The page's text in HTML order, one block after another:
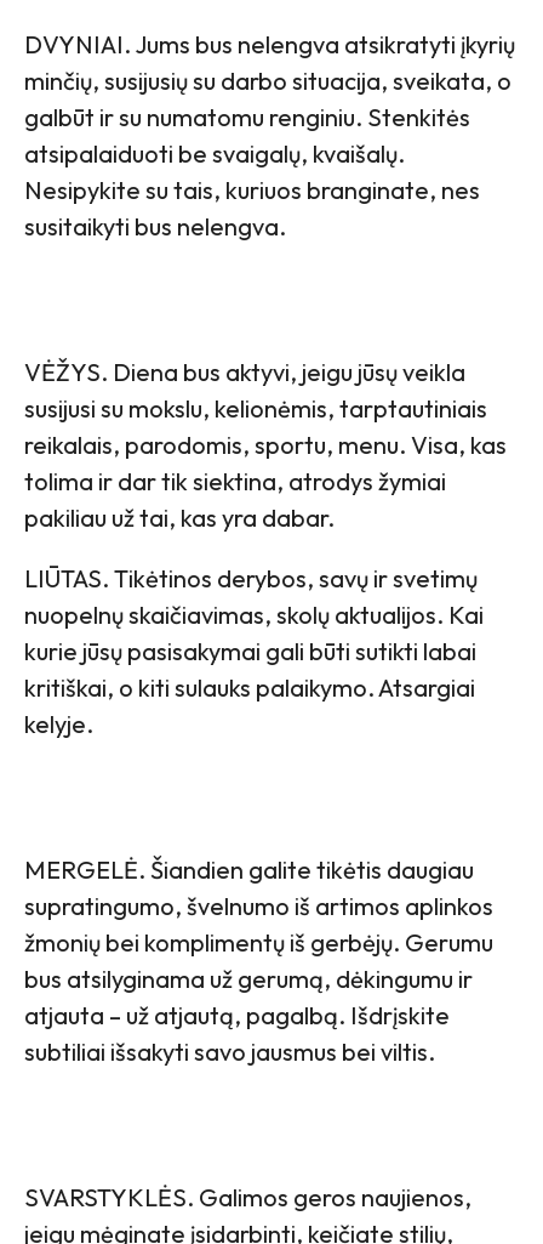
DVYNIAI. Jums bus nelengva atsikratyti įkyrių
minčių, susijusių su darbo situacija, sveikata, o
galbūt ir su numatomu renginiu. Stenkitės
atsipalaiduoti be svaigalų, kvaišalų.
Nesipykite su tais, kuriuos branginate, nes
susitaikyti bus nelengva.
VĖŽYS. Diena bus aktyvi, jeigu jūsų veikla
susijusi su mokslu, kelionėmis, tarptautiniais
reikalais, parodomis, sportu, menu. Visa, kas
tolima ir dar tik siektina, atrodys žymiai
pakiliau už tai, kas yra dabar.
LIŪTAS. Tikėtinos derybos, savų ir svetimų
nuopelnų skaičiavimas, skolų aktualijos. Kai
kurie jūsų pasisakymai gali būti sutikti labai
kritiškai, o kiti sulauks palaikymo. Atsargiai
kelyje.
MERGELĖ. Šiandien galite tikėtis daugiau
supratingumo, švelnumo iš artimos aplinkos
žmonių bei komplimentų iš gerbėjų. Gerumu
bus atsilyginama už gerumą, dėkingumu ir
atjauta – už atjautą, pagalbą. Išdrįskite
subtiliai išsakyti savo jausmus bei viltis.
SVARSTYKLĖS. Galimos geros naujienos,
jeigu mėginate įsidarbinti, keičiate stilių,